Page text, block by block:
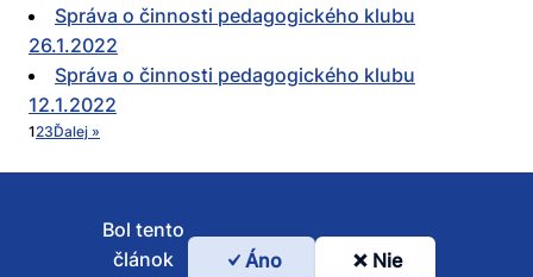
Správa o činnosti pedagogického klubu
26.1.2022
Správa o činnosti pedagogického klubu
12.1.2022
123Ďalej »
Bol tento
článok
Áno Nie